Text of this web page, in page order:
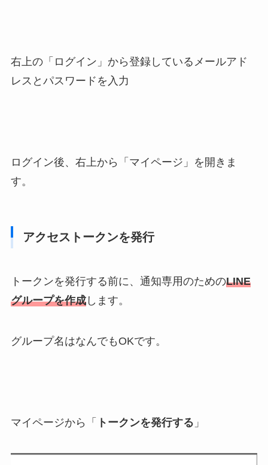
右上の「ログイン」から登録しているメールアド
レスとパスワードを入力
ログイン後、右上から「マイページ」を開きま
す。
アクセストークンを発行
トークンを発行する前に、通知専用のためのLINE
グループを作成します。
グループ名はなんでもOKです。
マイページから「 トークンを発行する 」